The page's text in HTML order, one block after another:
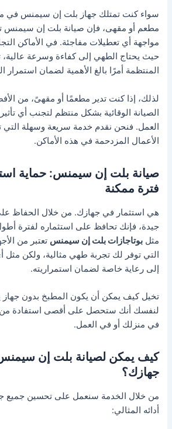
سواء كنت تمتلك جهاز بلت إن سيمنس في
مطعم أو مقهى، فإن صيانة بلت إن
مواجهة أي تعطيلات مفاجئة. في الأماكن
حيث يحتاج الطهي إلى كفاءة وسرعة عالية،
المنتظمة أمرًا بالغ الأهمية لضمان استمرار
لذلك، إذا كنت تدير مطعمًا أو مقهىً، من
الصيانة الوقائية بشكل منتظم لتجنب أي
العمل. فنحن نقدم خدمة سريعة وسهلة
الأعمال المزدحمة في هذه الأماكن.
صيانة بلت إن سيمنس: حماية
فترة ممكنة
هي استثمار في جهازك. من خلال الحفاظ
جيدة، فإنك تحافظ على استثماره لفترة
مثلبوتاجازات بلت إن سيمنس تعتبر من
التي توفر لك تجربة طهي مثالية، ولكن مثل
إلى رعاية خاصة لضمان استمراريته.
تخيل كيف يمكن أن يكون المطبخ بدون
لنفسك أنك ستحصل على أقصى استفادة من
في منزلك أو في العمل.
كيف يمكن لصيانة بلت إن
جهازك؟
من خلال الخدمة سنعمل على تحسين جميع
أدائه المثالي: